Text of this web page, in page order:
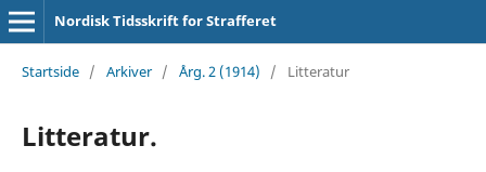
Nordisk Tidsskrift for Strafferet
Startside / Arkiver / Årg. 2 (1914) / Litteratur
Litteratur.